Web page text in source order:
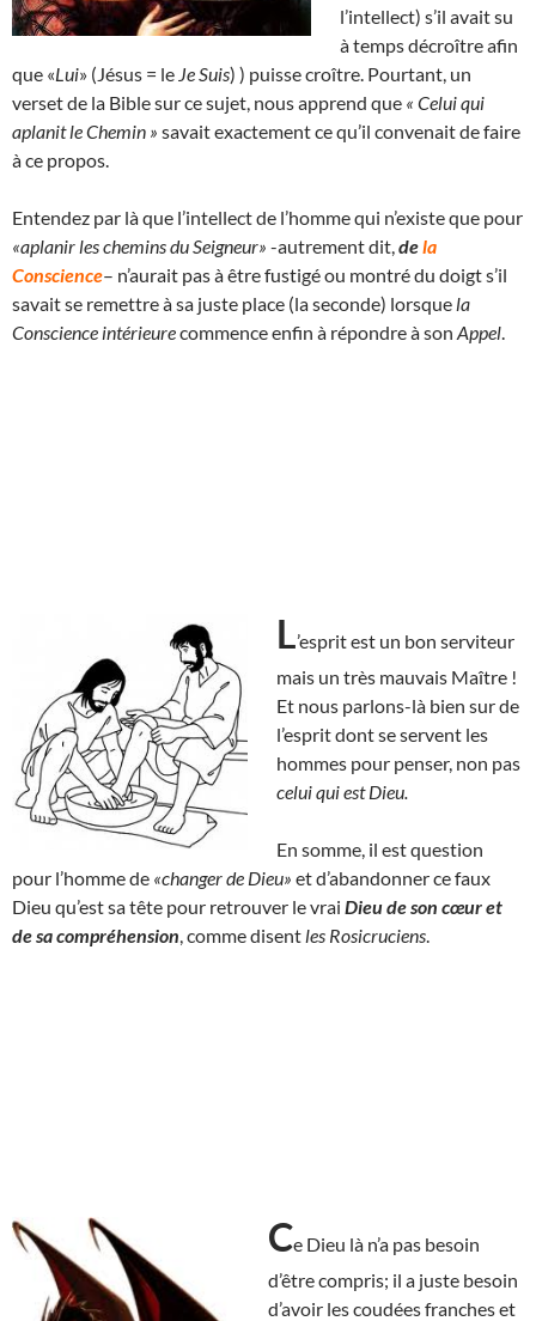
l’intellect) s’il avait su
à temps décroître afin
que «Lui» (Jésus = le Je Suis) ) puisse croître. Pourtant, un
verset de la Bible sur ce sujet, nous apprend que « Celui qui
aplanit le Chemin » savait exactement ce qu’il convenait de faire
à ce propos.
Entendez par là que l’intellect de l’homme qui n’existe que pour
«aplanir les chemins du Seigneur» -autrement dit, dela
Conscience– n’aurait pas à être fustigé ou montré du doigt s’il
savait se remettre à sa juste place (la seconde) lorsque la
Conscience intérieurecommence enfin à répondre à son Appel
L’esprit est un bon serviteur
mais un très mauvais Maître !
Et nous parlons-là bien sur de
l’esprit dont se servent les
hommes pour penser, non pas
celui qui est Dieu.
En somme, il est question
pour l’homme de «changer de Dieu» et d’abandonner ce faux
Dieu qu’est sa tête pour retrouver le vrai Dieu de son cœur et
de sa compréhension , comme disent les Rosicruciens
Ce Dieu là n’a pas besoin
d’être compris; il a juste besoin
d’avoir les coudées franches et